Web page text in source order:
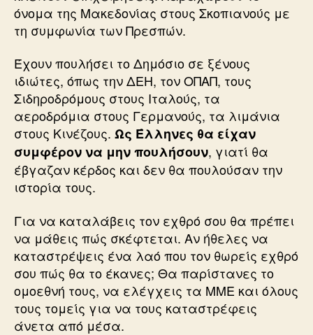
όνομα της Μακεδονίας στους Σκοπιανούς με
τη συμφωνία των Πρεσπών.
Έχουν πουλήσει το Δημόσιο σε ξένους
ιδιώτες, όπως την ΔΕΗ, τον ΟΠΑΠ, τους
Σιδηροδρόμους στους Ιταλούς, τα
αεροδρόμια στους Γερμανούς, τα λιμάνια
στους Κινέζους. Ως Έλληνες θα είχαν
συμφέρον να μην πουλήσουν, γιατί θα
έβγαζαν κέρδος και δεν θα πουλούσαν την
ιστορία τους.
Για να καταλάβεις τον εχθρό σου θα πρέπει
να μάθεις πώς σκέφτεται. Αν ήθελες να
καταστρέψεις ένα λαό που τον θωρείς εχθρό
σου πώς θα το έκανες; Θα παρίστανες το
ομοεθνή τους, να ελέγχεις τα ΜΜΕ και όλους
τους τομείς για να τους καταστρέφεις
άνετα από μέσα.